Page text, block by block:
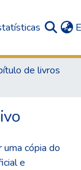
de livros
cópia do
e